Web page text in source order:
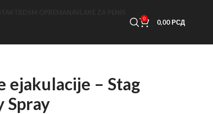
0 0,00РСД
ejakulacije – Stag
Spray